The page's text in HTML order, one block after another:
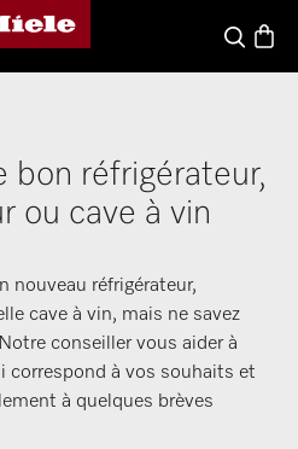
d'accueil de Miele
Recherche
Panier
bon réfrigérateur,
ou cave à vin
nouveau réfrigérateur,
cave à vin, mais ne savez
conseiller vous aider à
correspond à vos souhaits et
à quelques brèves